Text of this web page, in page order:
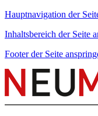
Hauptnavigation der
Inhaltsbereich der Seite
Footer der Seite